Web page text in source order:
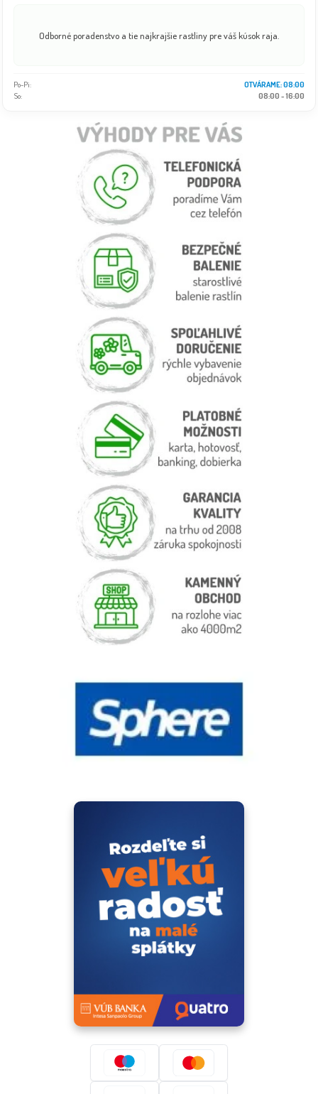
Odborné poradenstvo a tie najkrajšie rastliny pre váš kúsok raja.
Po-Pi:
OTVÁRAME: 08:00
So:
08:00 - 16:00